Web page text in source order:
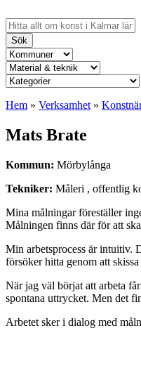
Sök
Hem » Verksamhet »
Mats Brate
Kommun: Mörbylånga
Tekniker: Måleri , offentlig
Mina målningar föreställer
Målningen finns där för att
Min arbetsprocess är intuitiv.
försöker hitta genom att
När jag väl börjat att arbeta
spontana uttrycket. Men det
Arbetet sker i dialog med